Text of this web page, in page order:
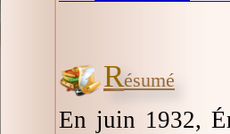
Résumé
En juin 1932,